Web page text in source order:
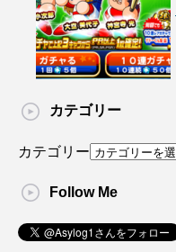
カテゴリー
カテゴリー
Follow Me